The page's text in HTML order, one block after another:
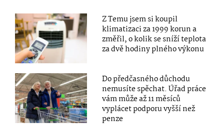
Z Temu jsem si koupil
klimatizaci za 1999 korun a
změřil, o kolik se sníží teplota
za dvě hodiny plného výkonu
Do předčasného důchodu
nemusíte spěchat. Úřad práce
vám může až 11 měsíců
vyplácet podporu vyšší než
penze